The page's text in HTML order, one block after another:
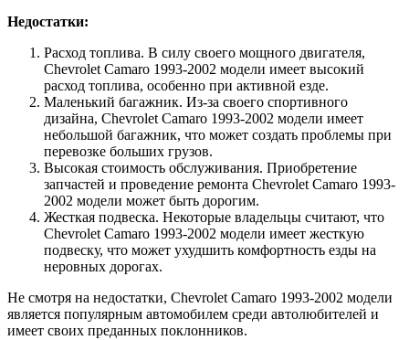
Недостатки:
Расход топлива. В силу своего мощного двигателя,
Chevrolet Camaro 1993-2002 модели имеет высокий
расход топлива, особенно при активной езде.
Маленький багажник. Из-за своего спортивного
дизайна, Chevrolet Camaro 1993-2002 модели имеет
небольшой багажник, что может создать проблемы при
перевозке больших грузов.
Высокая стоимость обслуживания. Приобретение
запчастей и проведение ремонта Chevrolet Camaro 1993-
2002 модели может быть дорогим.
Жесткая подвеска. Некоторые владельцы считают, что
Chevrolet Camaro 1993-2002 модели имеет жесткую
подвеску, что может ухудшить комфортность езды на
неровных дорогах.
Не смотря на недостатки, Chevrolet Camaro 1993-2002 модели
является популярным автомобилем среди автолюбителей и
имеет своих преданных поклонников.